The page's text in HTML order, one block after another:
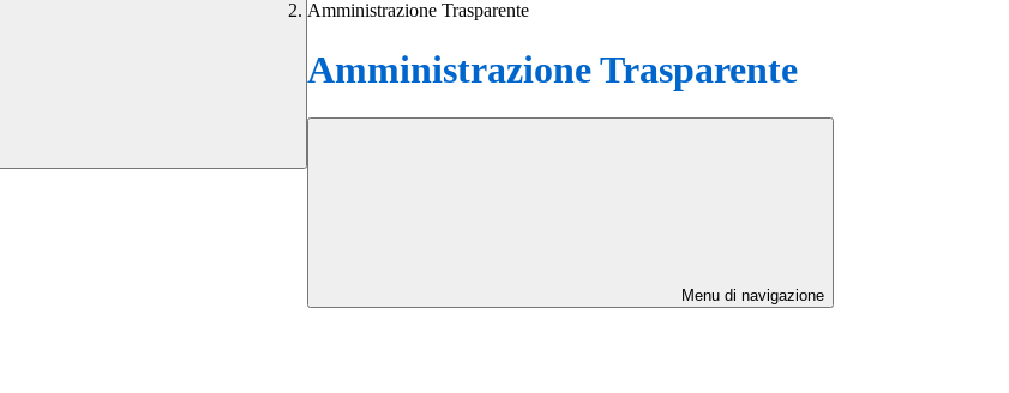
Amministrazione Trasparente
Amministrazione Trasparente
Menu di navigazione